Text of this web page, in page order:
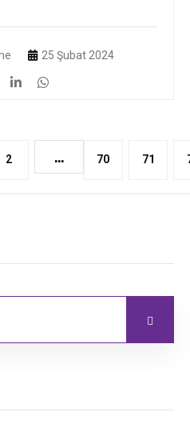
25 Şubat 2024
2 ... 70 71